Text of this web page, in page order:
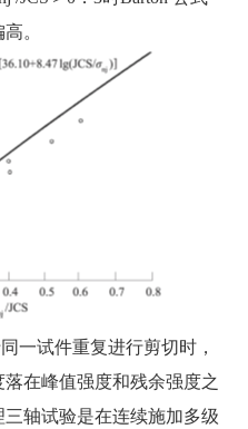
。
试件重复进行剪切时，
在峰值强度和残余强度之
轴试验是在连续施加多级